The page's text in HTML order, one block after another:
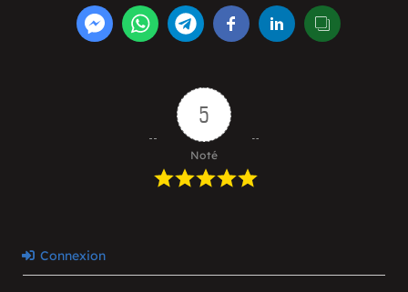
5
Noté
Connexion